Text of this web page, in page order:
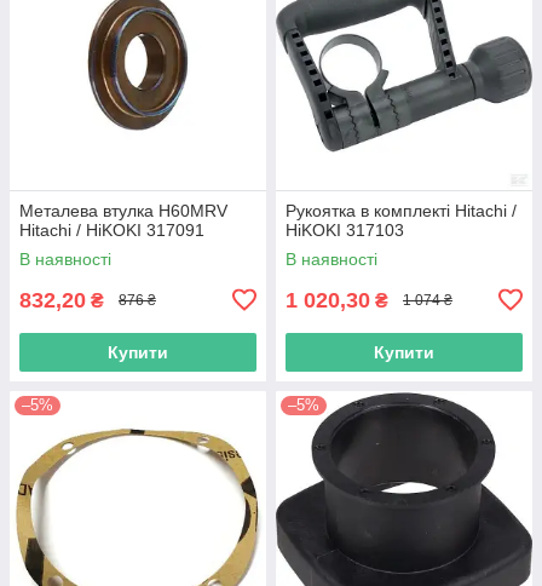
Металева втулка H60MRV
Hitachi / HiKOKI 317091
В наявності
832,20 ₴ 876 ₴
Купити
Рукоятка в комплекті Hitachi /
HiKOKI 317103
В наявності
1 020,30 ₴ 1 074 ₴
Купити
–5% –5%